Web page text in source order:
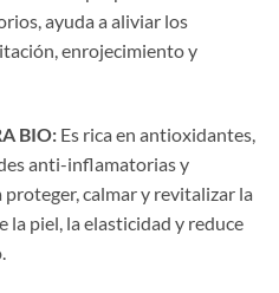
ayuda a aliviar los
enrojecimiento y
BIO: Es rica en antioxidantes,
anti-inflamatorias y
calmar y revitalizar la
la piel, la elasticidad y reduce